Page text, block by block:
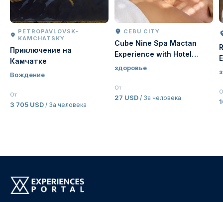
PETROPAVLOVSK-
KAMCHATSKY
Приключение на
Камчатке
Вождение
От
3 705 USD / За человека
СEBU CITY
Cube Nine Spa Mactan
Experience with Hotel
Transfer in Cebu |
здоровье
От
27 USD / За человека